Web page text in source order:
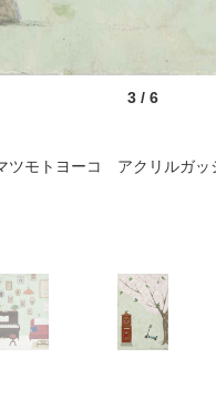
ツモトヨーコ アクリルガッ